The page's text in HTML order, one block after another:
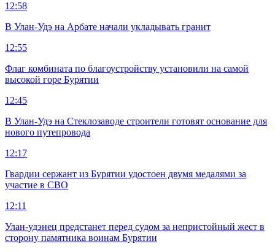
12:58
В Улан-Удэ на Арбате начали укладывать гранит
12:55
Флаг комбината по благоустройству установили на самой
высокой горе Бурятии
12:45
В Улан-Удэ на Стеклозаводе строители готовят основание для
нового путепровода
12:17
Гвардии сержант из Бурятии удостоен двумя медалями за
участие в СВО
12:11
Улан-удэнец предстанет перед судом за непристойный жест в
сторону памятника воинам Бурятии